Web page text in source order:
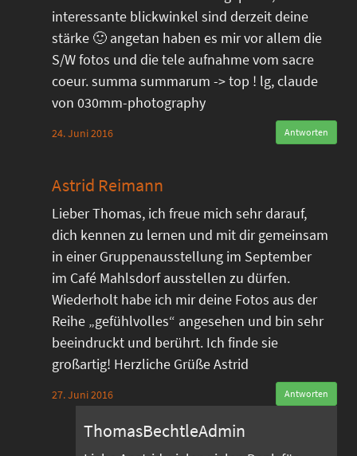
interessante blickwinkel sind derzeit deine
stärke 🙂 angetan haben es mir vor allem die
S/W fotos und die tele aufnahme vom sacre
coeur. summa summarum -> top ! lg, claude
von 030mm-photography
24. Juni 2016 Antworten
Astrid Reimann
Lieber Thomas, ich freue mich sehr darauf,
dich kennen zu lernen und mit dir gemeinsam
in einer Gruppenausstellung im September
im Café Mahlsdorf ausstellen zu dürfen.
Wiederholt habe ich mir deine Fotos aus der
Reihe „gefühlvolles“ angesehen und bin sehr
beeindruckt und berührt. Ich finde sie
großartig! Herzliche Grüße Astrid
27. Juni 2016 Antworten
ThomasBechtleAdmin